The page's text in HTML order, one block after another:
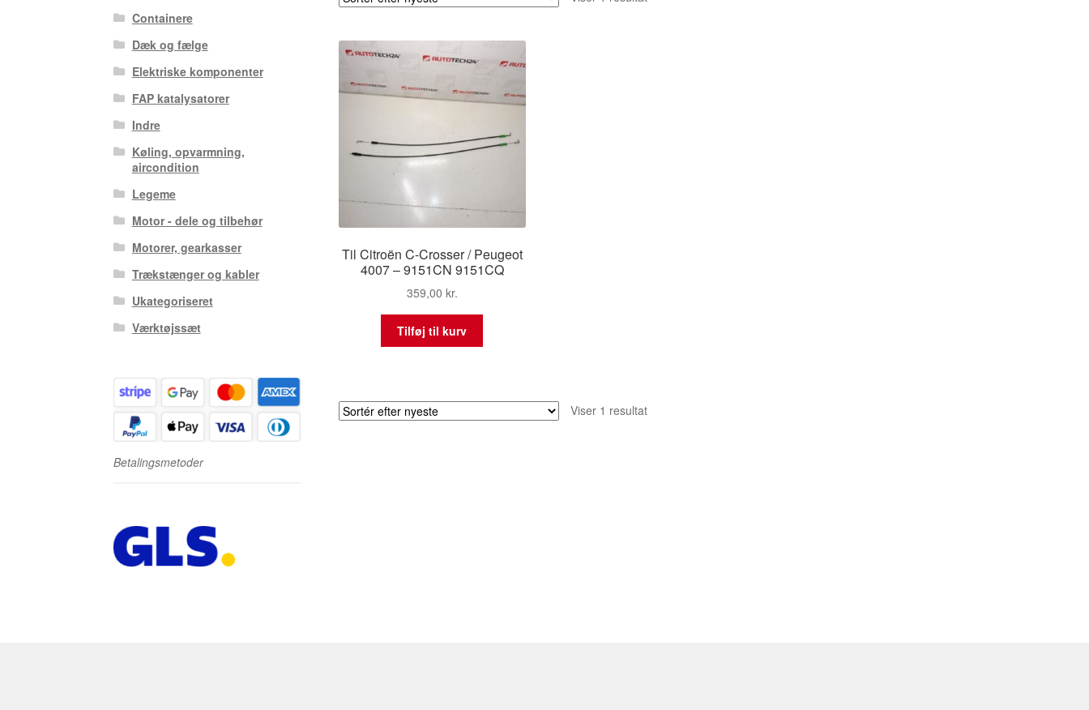
Til Citroën C-Crosser / Peugeot
4007 – 9151CN 9151CQ
359,00 kr.
Tilføj til kurv
Viser 1 resultat
Containere
Dæk og fælge
Elektriske komponenter
FAP katalysatorer
Indre
Køling, opvarmning,
aircondition
Legeme
Motor - dele og tilbehør
Motorer, gearkasser
Trækstænger og kabler
Ukategoriseret
Værktøjssæt
Betalingsmetoder